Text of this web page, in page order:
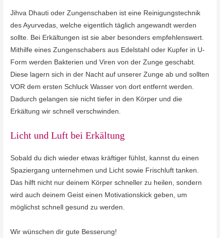
Jihva Dhauti oder Zungenschaben ist eine Reinigungstechnik
des Ayurvedas, welche eigentlich täglich angewandt werden
sollte. Bei Erkältungen ist sie aber besonders empfehlenswert.
Mithilfe eines Zungenschabers aus Edelstahl oder Kupfer in U-
Form werden Bakterien und Viren von der Zunge geschabt.
Diese lagern sich in der Nacht auf unserer Zunge ab und sollten
VOR dem ersten Schluck Wasser von dort entfernt werden.
Dadurch gelangen sie nicht tiefer in den Körper und die
Erkältung wir schnell verschwinden.
Licht und Luft bei Erkältung
Sobald du dich wieder etwas kräftiger fühlst, kannst du einen
Spaziergang unternehmen und Licht sowie Frischluft tanken.
Das hilft nicht nur deinem Körper schneller zu heilen, sondern
wird auch deinem Geist einen Motivationskick geben, um
möglichst schnell gesund zu werden.
Wir wünschen dir gute Besserung!